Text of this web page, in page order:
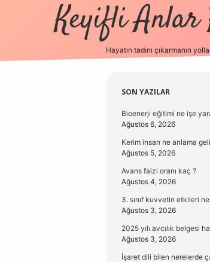
Keyifli Anlar
Hayatın tadını çıkarmanın
Sidebar
SON YAZILAR
Bioenerji eğitimi ne işe
Ağustos 6, 2026
Kerim insan ne anlama
Ağustos 5, 2026
Avans faizi oranı kaç ?
Ağustos 4, 2026
3. sınıf kuvvetin etkileri
Ağustos 3, 2026
2025 yılı avcılık belgesi
Ağustos 3, 2026
İşaret dili bilen nerelerde